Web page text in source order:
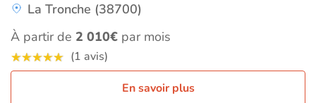
La Tronche (38700)
À partir de 2 010€ par mois
(1 avis)
En savoir plus